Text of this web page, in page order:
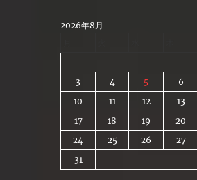
2026年8月
3
4 5 6
10
11 12 13
17
18 19 20
24
25 26 27
31